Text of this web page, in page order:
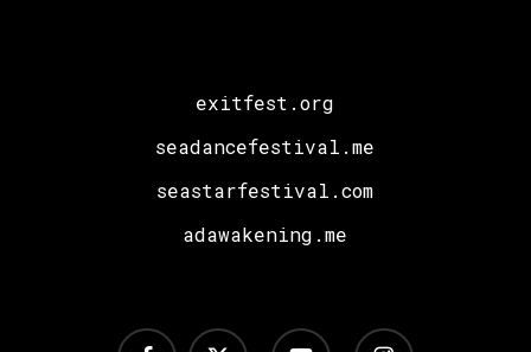
exitfest.org
seadancefestival.me
seastarfestival.com
adawakening.me
x-
facebook youtube instagram